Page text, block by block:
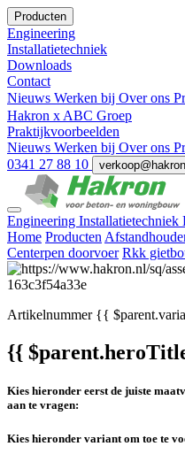
Producten
Engineering
Installatietechniek
Downloads
Contact
Nieuws Werken bij Over ons
Hakron x ABC Groep
Praktijkvoorbeelden
Nieuws Werken bij Over ons
0341 27 88 10
Engineering Installatietechniek
Home Producten
Centerpen doorvoer Rkk
Artikelnummer{{
{{
Kies hieronder eerst de juiste
aan te vragen:
Kies hieronder variant om toe te